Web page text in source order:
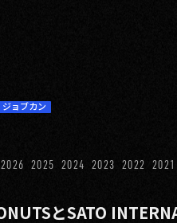
ジョブカン
2026 2025 2024 2023 2022 2021
とSATO